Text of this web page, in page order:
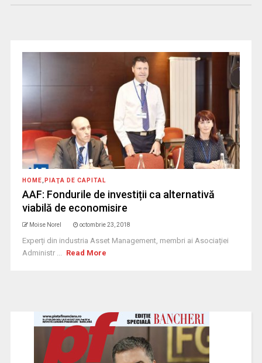
HOME PIAŢA DE CAPITAL
AAF: Fondurile de investiții ca alternativă
viabilă de economisire
Moise Norel octombrie 23, 2018
Experți din industria Asset Management, membri ai Asociației
Administr ... Read More